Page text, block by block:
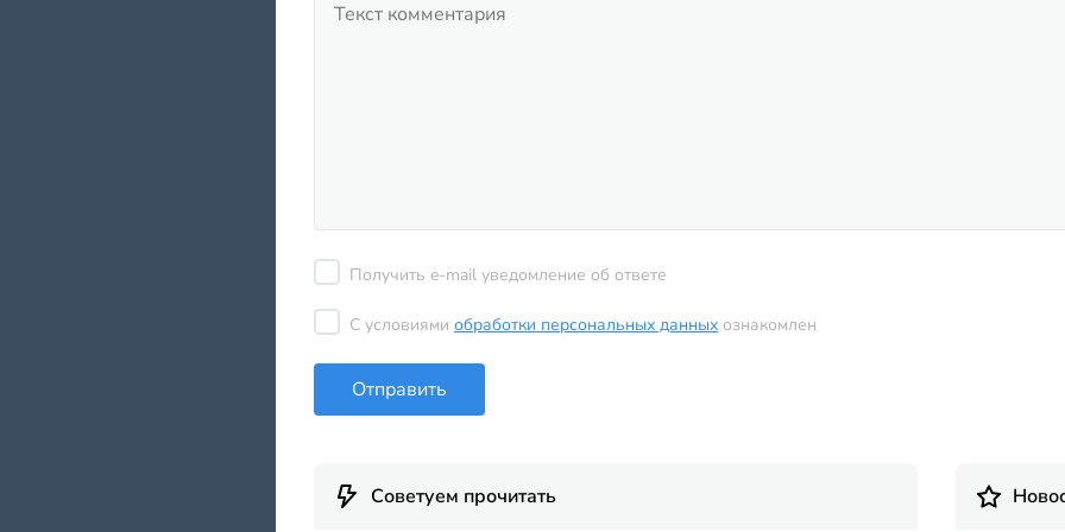
Получить e-mail уведомление об ответе
С условиями обработки персональных данных ознакомлен
Отправить
Советуем прочитать